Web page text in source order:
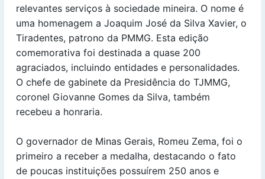
relevantes serviços à sociedade mineira. O nome é
uma homenagem a Joaquim José da Silva Xavier, o
Tiradentes, patrono da PMMG. Esta edição
comemorativa foi destinada a quase 200
agraciados, incluindo entidades e personalidades.
O chefe de gabinete da Presidência do TJMMG,
coronel Giovanne Gomes da Silva, também
recebeu a honraria.
O governador de Minas Gerais, Romeu Zema, foi o
primeiro a receber a medalha, destacando o fato
de poucas instituições possuírem 250 anos e